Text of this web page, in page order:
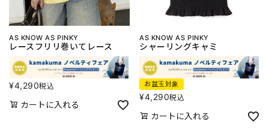
AS KNOW AS PINKY
レースフリリ巻いてレース
¥4,290税込
カートに入れる
AS KNOW AS PINKY
シャーリングキャミ
お盆玉対象
¥4,290税込
カートに入れる